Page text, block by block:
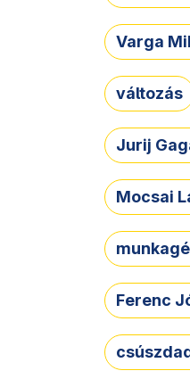
Varga
változás
Jurij
Mocsai
Ferenc